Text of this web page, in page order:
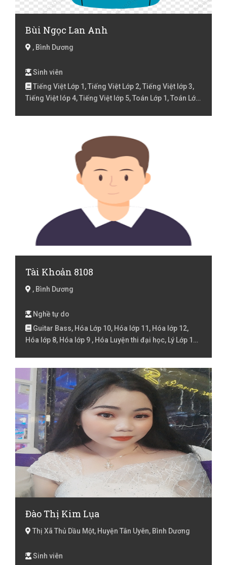
Bùi Ngọc Lan Anh
, Bình Dương
Sinh viên
Tiếng Việt Lớp 1, Tiếng Việt Lớp 2, Tiếng Việt lớp 3,
Tiếng Việt lóp 4, Tiếng Việt lớp 5, Toán Lớp 1, Toán Lớp
Tài Khoản 8108
, Bình Dương
Nghề tự do
Guitar Bass, Hóa Lớp 10, Hóa lớp 11, Hóa lớp 12,
Hóa lớp 8, Hóa lớp 9 , Hóa Luyện thi đại học, Lý Lớp 10,
lớp 12, Toán Lớp 2, Toán lớp 3, Toán lớp 4, Toán lớp 5,
Toán lớp 6, Toán lớp 7, Toán lớp 8, Toán lớp 9 , Toán
Luyện thi đại học, Xác suất thống kê, Đàn Guitar, Đàn
Guitar điện
Đào Thị Kim Lụa
Thị Xã Thủ Dầu Một, Huyện Tân Uyên, Bình Dương
Sinh viên